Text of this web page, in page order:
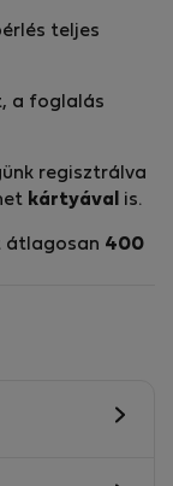
teljes
a foglalás
regisztrálva
kártyával is.
átlagosan 400